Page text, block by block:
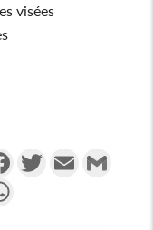
visées
FacebookTwitterEmail